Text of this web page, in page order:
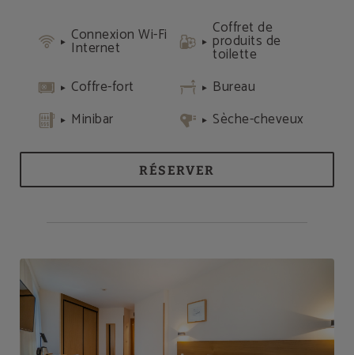
Connexion Wi-Fi
Internet
Coffret de
produits de
toilette
Coffre-fort
Bureau
Minibar
Sèche-cheveux
RÉSERVER